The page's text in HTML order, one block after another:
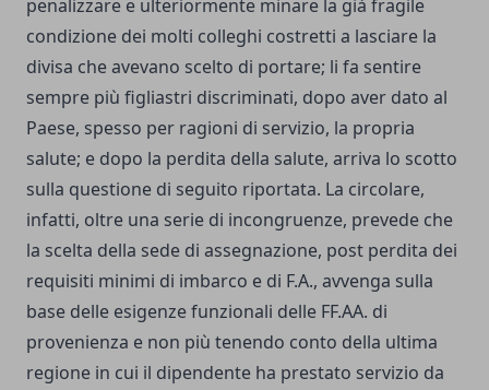
penalizzare e ulteriormente minare la già fragile
condizione dei molti colleghi costretti a lasciare la
divisa che avevano scelto di portare; li fa sentire
sempre più figliastri discriminati, dopo aver dato al
Paese, spesso per ragioni di servizio, la propria
salute; e dopo la perdita della salute, arriva lo scotto
sulla questione di seguito riportata. La circolare,
infatti, oltre una serie di incongruenze, prevede che
la scelta della sede di assegnazione, post perdita dei
requisiti minimi di imbarco e di F.A., avvenga sulla
base delle esigenze funzionali delle FF.AA. di
provenienza e non più tenendo conto della ultima
regione in cui il dipendente ha prestato servizio da